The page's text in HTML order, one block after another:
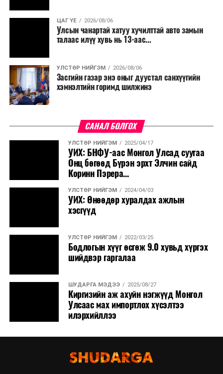
сургалтыг цахим хэлбэрт шилжүүлэх, төрийн албан
хаагчдыг зарим өдрүүдэд цахимаар ажиллуулах арга
хэмжээг үргэлжлүүлэхийг үүрэг болголоо.
Төсвийн сахилга бат сайжирч, эдийн засгийн нөхцөл
байдал хэвийн болсон тохиолдолд эдгээр
хязгаарлалтыг үе шаттайгаар сулруулах юм.
ЦАГ ҮЕ 2026/08/06
Улсын чанартай хатуу хучилттай авто замын
талаас илүү хувь нь 13-аас...
УЛСТӨР НИЙГЭМ 2026/08/06
Засгийн газар энэ оныг дуустал санхүүгийн
хэмнэлтийн горимд шилжинэ
САНАЛ БОЛГОХ
УЛСТӨР НИЙГЭМ 2025/04/17
УИХ: БНФУ-аас Монгол Улсад суугаа
Онц бөгөөд Бүрэн эрхт Элчин сайд
Коринн Пэрера...
УЛСТӨР НИЙГЭМ 2024/04/03
УИХ: Өнөөдөр хуралдах ажлын
хэсгүүд
УЛСТӨР НИЙГЭМ 2022/03/25
Бодлогын хүүг өсгөж 9.0 хувьд хүргэх
шийдвэр гаргалаа
ШУДАРГА МЭДЭЭ 2025/08/27
Киргизийн аж ахуйн нэгжүүд Монгол
Улсаас мах импортлох хүсэлтээ
илэрхийллээ